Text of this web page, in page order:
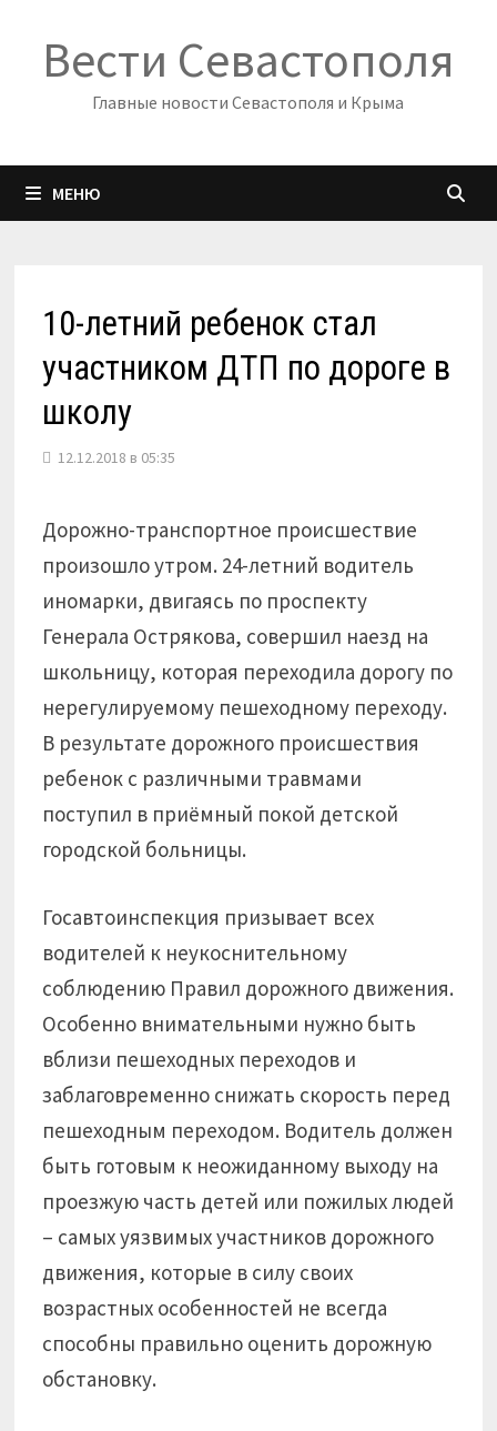
содержимому
Вести Севастополя
Главные новости Севастополя и Крыма
МЕНЮ
10-летний ребенок стал
участником ДТП по дороге в
школу
12.12.2018 в 05:35
Дорожно-транспортное происшествие
произошло утром. 24-летний водитель
иномарки, двигаясь по проспекту
Генерала Острякова, совершил наезд на
школьницу, которая переходила дорогу по
нерегулируемому пешеходному переходу.
В результате дорожного происшествия
ребенок с различными травмами
поступил в приёмный покой детской
городской больницы.
Госавтоинспекция призывает всех
водителей к неукоснительному
соблюдению Правил дорожного движения.
Особенно внимательными нужно быть
вблизи пешеходных переходов и
заблаговременно снижать скорость перед
пешеходным переходом. Водитель должен
быть готовым к неожиданному выходу на
проезжую часть детей или пожилых людей
– самых уязвимых участников дорожного
движения, которые в силу своих
возрастных особенностей не всегда
способны правильно оценить дорожную
обстановку.